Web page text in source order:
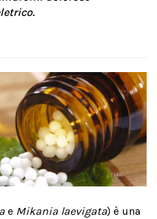
e Mikania laevigata) è una